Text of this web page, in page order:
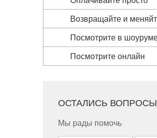
Возвращайте и
Посмотрите в
Посмотрите онлайн
ОСТАЛИСЬ
Мы рады помочь